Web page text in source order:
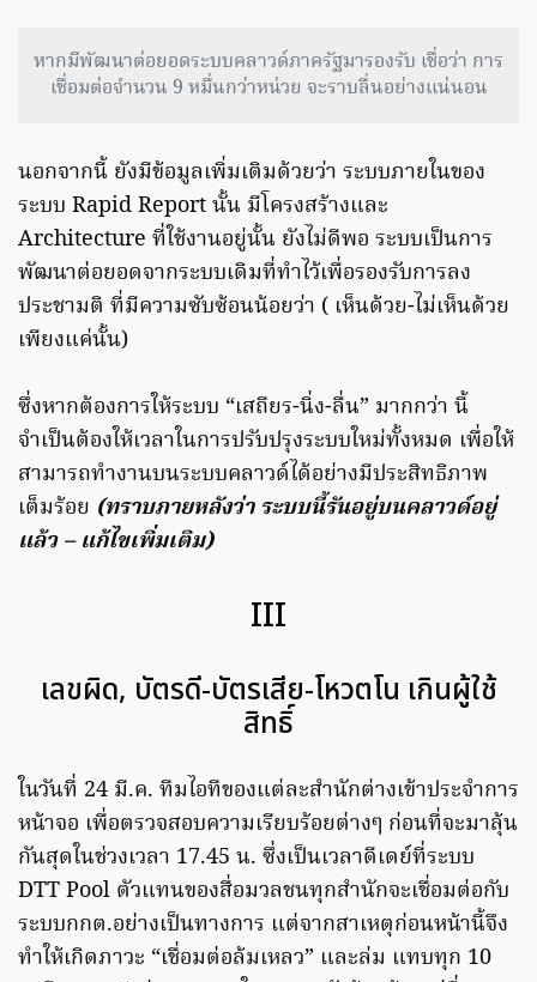
หากมีพัฒนาต่อยอดระบบคลาวด์ภาครัฐมารองรับ เชื่อว่า การ
เชื่อมต่อจำนวน 9 หมื่นกว่าหน่วย จะราบลื่นอย่างแน่นอน
นอกจากนี้ ยังมีข้อมูลเพิ่มเติมด้วยว่า ระบบภายในของ
ระบบ Rapid Report นั้น มีโครงสร้างและ
Architecture ที่ใช้งานอยู่นั้น ยังไม่ดีพอ ระบบเป็นการ
พัฒนาต่อยอดจากระบบเดิมที่ทำไว้เพื่อรองรับการลง
ประชามติ ที่มีความซับซ้อนน้อยว่า ( เห็นด้วย-ไม่เห็นด้วย
เพียงแค่นั้น)
ซึ่งหากต้องการให้ระบบ “เสถียร-นิ่ง-ลื่น” มากกว่า นี้
จำเป็นต้องให้เวลาในการปรับปรุงระบบใหม่ทั้งหมด เพื่อให้
สามารถทำงานบนระบบคลาวด์ได้อย่างมีประสิทธิภาพ
เต็มร้อย (ทราบภายหลังว่า ระบบนี้รันอยู่บนคลาวด์อยู่
แล้ว – แก้ไขเพิ่มเติม)
III
เลขผิด, บัตรดี-บัตรเสีย-โหวตโน เกินผู้ใช้
สิทธิ์
ในวันที่ 24 มี.ค. ทีมไอทีของแต่ละสำนักต่างเข้าประจำการ
หน้าจอ เพื่อตรวจสอบความเรียบร้อยต่างๆ ก่อนที่จะมาลุ้น
กันสุดในช่วงเวลา 17.45 น. ซึ่งเป็นเวลาดีเดย์ที่ระบบ
DTT Pool ตัวแทนของสื่อมวลชนทุกสำนักจะเชื่อมต่อกับ
ระบบกกต.อย่างเป็นทางการ แต่จากสาเหตุก่อนหน้านี้จึง
ทำให้เกิดภาวะ “เชื่อมต่อล้มเหลว” และล่ม แทบทุก 10